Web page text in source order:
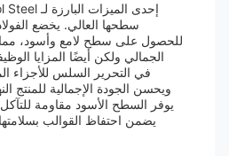
سطحها العالي. يخضع الفولاذ
للحصول على سطح لامع وأسود، مما
الجمالي ولكن أيضًا المزايا الوظيفية.
في التحرير السلس للأجزاء
ويحسن الجودة الإجمالية للمنتج
يوفر السطح الأسود مقاومة للتآكل
يضمن احتفاظ القوالب بسلامتها على